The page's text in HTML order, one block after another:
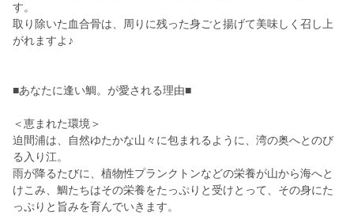
す。
取り除いた血合骨は、周りに残った身ごと揚げて美味しく召し上
がれますよ♪
■あなたに逢い鯛。が愛される理由■
＜恵まれた環境＞
迫間浦は、自然ゆたかな山々に包まれるように、湾の奥へとのび
る入り江。
雨が降るたびに、植物性プランクトンなどの栄養が山から海へと
けこみ、鯛たちはその栄養をたっぷりと受けとって、その身にた
っぷりと旨みを育んでいきます。